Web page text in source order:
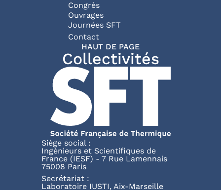
Congrès
Ouvrages
Journées SFT
Pied de page
Contact
HAUT DE PAGE
Collectivités
Siège social :
Ingénieurs et Scientifiques de
France (IESF) - 7 Rue Lamennais
75008 Paris
Secrétariat :
Laboratoire IUSTI, Aix-Marseille